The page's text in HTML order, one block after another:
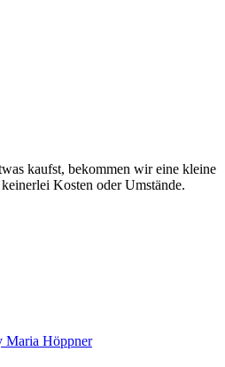
kaufst, bekommen wir eine kleine
Kosten oder Umstände.
Maria Höppner